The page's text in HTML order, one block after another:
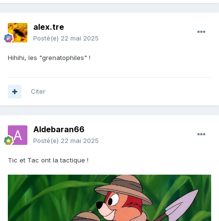
alex.tre
Posté(e) 22 mai 2025
Hihihi, les "grenatophiles" !
Citer
Aldebaran66
Posté(e) 22 mai 2025
Tic et Tac ont la tactique !